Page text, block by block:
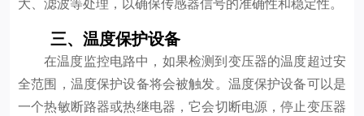
三、温度保护设备
在温度监控电路中，如果检测到变压器的温度超过安
全范围，温度保护设备将会被触发。温度保护设备可以是
一个热敏断路器或热继电器，它会切断电源，停止变压器